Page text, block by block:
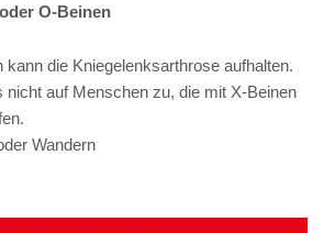
O-Beinen
kann die Kniegelenksarthrose aufhalten.
nicht auf Menschen zu, die mit X-Beinen
Wandern